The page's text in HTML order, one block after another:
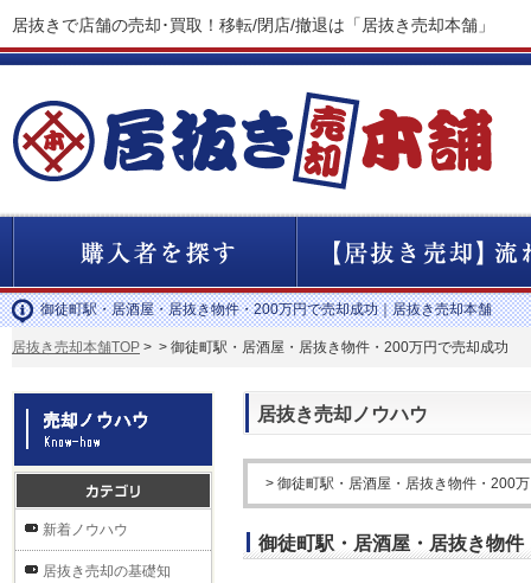
居抜きで店舗の売却･買取！移転/閉店/撤退は「居抜き売却本舗」
御徒町駅・居酒屋・居抜き物件・200万円で売却成功｜居抜き売却本舗
居抜き売却本舗TOP > > 御徒町駅・居酒屋・居抜き物件・200万円で売却成功
居抜き売却ノウハウ
> 御徒町駅・居酒屋・居抜き物件・200
御徒町駅・居酒屋・居抜き物
新着ノウハウ
居抜き売却の基礎知